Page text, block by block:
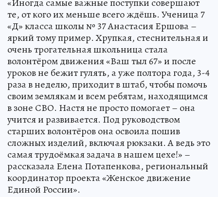
«Иногда самые важные поступки совершают
те, от кого их меньше всего ждёшь. Ученица 7
«Д» класса школы № 37 Анастасия Ершова –
яркий тому пример. Хрупкая, стеснительная и
очень трогательная школьница стала
волонтёром движения «Ваш тыл 67» и после
уроков не бежит гулять, а уже полтора года, 3-4
раза в неделю, приходит в штаб, чтобы помочь
своим землякам и всем ребятам, находящимся
в зоне СВО. Настя не просто помогает – она
учится и развивается. Под руководством
старших волонтёров она освоила пошив
сложных изделий, включая рюкзаки. А ведь это
самая трудоёмкая задача в нашем цехе!» –
рассказала Елена Потапенкова, региональный
координатор проекта «Женское движение
Единой России».